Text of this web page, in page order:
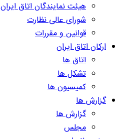
هیئت نمایندگان اتاق ایران
شورای عالی نظارت
قوانین و مقررات
ارکان اتاق ایران
اتاق ها
تشکل ها
کمیسیون ها
گزارش ها
گزارش ها
مجلس